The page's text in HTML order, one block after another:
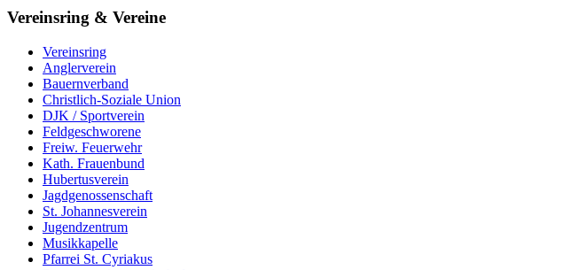
Vereinsring & Vereine
Vereinsring
Anglerverein
Bauernverband
Christlich-Soziale Union
DJK / Sportverein
Feldgeschworene
Freiw. Feuerwehr
Kath. Frauenbund
Hubertusverein
Jagdgenossenschaft
St. Johannesverein
Jugendzentrum
Musikkapelle
Pfarrei St. Cyriakus